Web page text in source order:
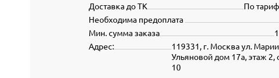
По
Доставка до ТК
Необходима предоплата
Мин. сумма заказа
119331, г. Москва ул. Марии
Ульяновой дом 17а, этаж 2,
10
Адрес: